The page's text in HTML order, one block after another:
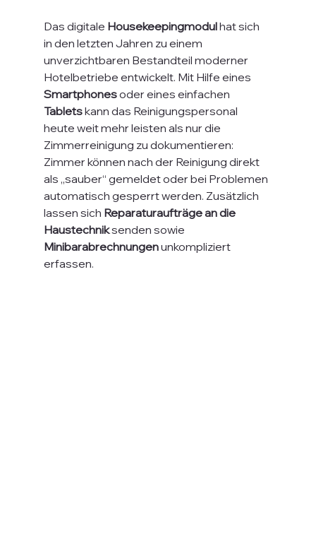
Das digitale Housekeepingmodul hat sich
in den letzten Jahren zu einem
unverzichtbaren Bestandteil moderner
Hotelbetriebe entwickelt. Mit Hilfe eines
Smartphones oder eines einfachen
Tablets kann das Reinigungspersonal
heute weit mehr leisten als nur die
Zimmerreinigung zu dokumentieren:
Zimmer können nach der Reinigung direkt
als „sauber“ gemeldet oder bei Problemen
automatisch gesperrt werden. Zusätzlich
lassen sich Reparaturaufträge an die
Haustechnik senden sowie
Minibarabrechnungen unkompliziert
erfassen.